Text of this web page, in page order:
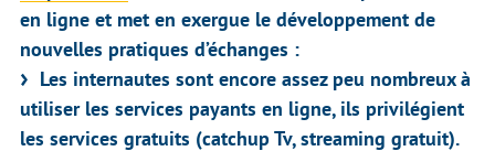
en ligne et met en exergue le développement de
nouvelles pratiques d’échanges :
Les internautes sont encore assez peu nombreux à
utiliser les services payants en ligne, ils privilégient
les services gratuits (catchup Tv, streaming gratuit).